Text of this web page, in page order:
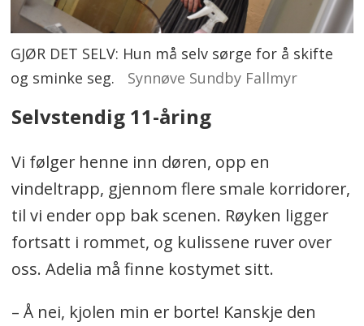
GJØR DET SELV: Hun må selv sørge for å skifte
og sminke seg.
Synnøve Sundby Fallmyr
Selvstendig 11-åring
Vi følger henne inn døren, opp en
vindeltrapp, gjennom flere smale korridorer,
til vi ender opp bak scenen. Røyken ligger
fortsatt i rommet, og kulissene ruver over
oss. Adelia må finne kostymet sitt.
– Å nei, kjolen min er borte! Kanskje den